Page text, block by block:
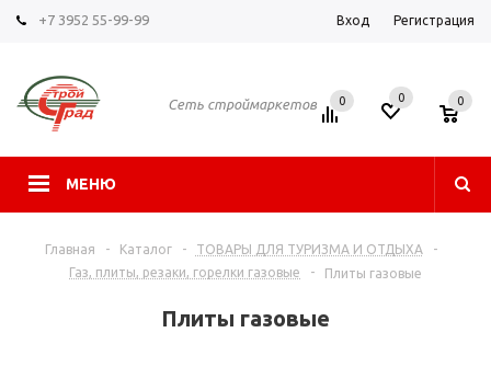
+7 3952 55-99-99 Вход Регистрация
Сеть строймаркетов
МЕНЮ
0 0 0
Главная - Каталог - ТОВАРЫ ДЛЯ ТУРИЗМА И ОТДЫХА
-
Газ, плиты, резаки, горелки газовые
- Плиты газовые
Плиты газовые